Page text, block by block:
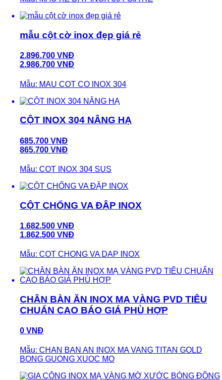
mẫu cột cờ inox đẹp giá rẻ
2.896.700 VNĐ
2.986.700 VNĐ
Mẫu: MAU COT CO INOX 304
CỘT INOX 304 NÂNG HẠ
685.700 VNĐ
865.700 VNĐ
Mẫu: COT INOX 304 SUS
CỘT CHỐNG VA ĐẬP INOX
1.682.500 VNĐ
1.862.500 VNĐ
Mẫu: COT CHONG VA DAP INOX
CHÂN BÀN ĂN INOX MẠ VÀNG PVD TIÊU
CHUẨN CAO BÁO GIÁ PHÙ HỢP
0 VNĐ
Mẫu: CHAN BAN AN INOX MA VANG TITAN GOLD
BONG GUONG XUOC MO